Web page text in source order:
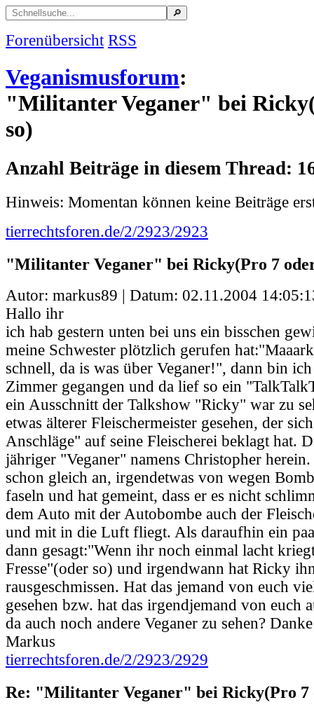
Forenübersicht RSS
Veganismusforum:
"Militanter Veganer" bei
so)
Anzahl Beiträge in diesem Thread:
Hinweis: Momentan können keine Beiträge
tierrechtsforen.de/2/2923/2923
"Militanter Veganer" bei Ricky(Pro 7
Autor: markus89 | Datum: 02.11.2004
Hallo ihr
ich hab gestern unten bei uns ein bisschen
meine Schwester plötzlich gerufen
schnell, da is was über Veganer!", dann bin
Zimmer gegangen und da lief so ein
ein Ausschnitt der Talkshow "Ricky" war zu
etwas älterer Fleischermeister gesehen, der
Anschläge" auf seine Fleischerei beklagt hat.
jähriger "Veganer" namens Christopher
schon gleich an, irgendetwas von wegen
faseln und hat gemeint, dass er es nicht
dem Auto mit der Autobombe auch der
und mit in die Luft fliegt. Als daraufhin ein
dann gesagt:"Wenn ihr noch einmal lacht
Fresse"(oder so) und irgendwann hat Ricky
rausgeschmissen. Hat das jemand von euch
gesehen bzw. hat das irgendjemand von euch
da auch noch andere Veganer zu sehen? Danke
Markus
tierrechtsforen.de/2/2923/2929
Re: "Militanter Veganer" bei Ricky(Pro 7